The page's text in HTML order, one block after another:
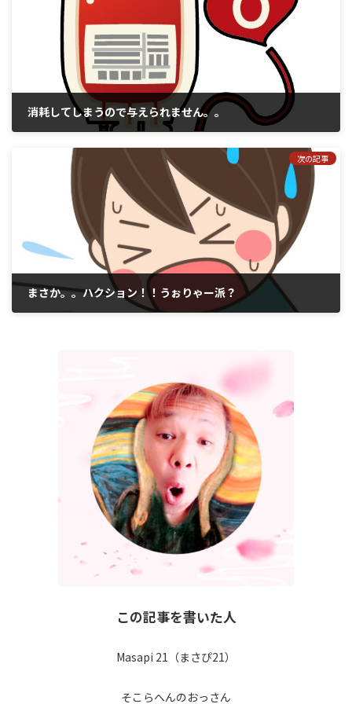
消耗してしまうので与えられません。。
次の記事
まさか。。ハクション！！うぉりゃー派？
この記事を書いた人
Masapi 21（まさぴ21）
そこらへんのおっさん